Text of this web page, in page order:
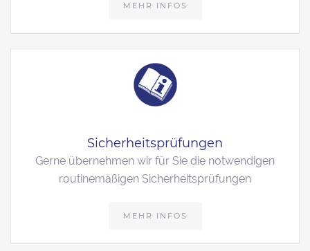
MEHR INFOS
Sicherheitsprüfungen
Gerne übernehmen wir für Sie die notwendigen
routinemäßigen Sicherheitsprüfungen
MEHR INFOS